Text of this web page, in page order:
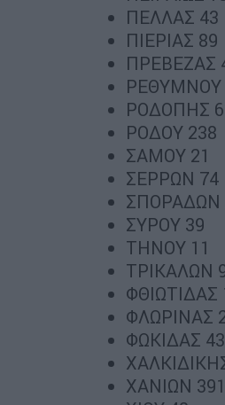
ΠΕΛΛΑΣ 43
ΠΙΕΡΙΑΣ 89
ΠΡΕΒΕΖΑΣ
ΡΕΘΥΜΝΟΥ
ΡΟΔΟΠΗΣ
ΡΟΔΟΥ 238
ΣΑΜΟΥ 21
ΣΕΡΡΩΝ 74
ΣΠΟΡΑΔΩΝ
ΣΥΡΟΥ 39
ΤΗΝΟΥ 11
ΤΡΙΚΑΛΩΝ
ΦΘΙΩΤΙΔΑΣ
ΦΛΩΡΙΝΑΣ
ΦΩΚΙΔΑΣ 43
ΧΑΝΙΩΝ 391